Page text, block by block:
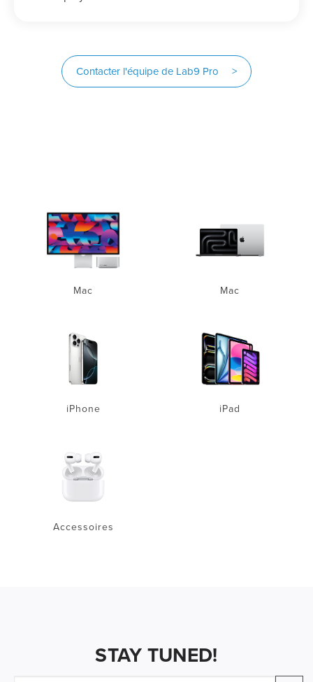
Contacter l'équipe de Lab9 Pro >
Mac Mac
iPhone iPad
Accessoires
STAY TUNED!